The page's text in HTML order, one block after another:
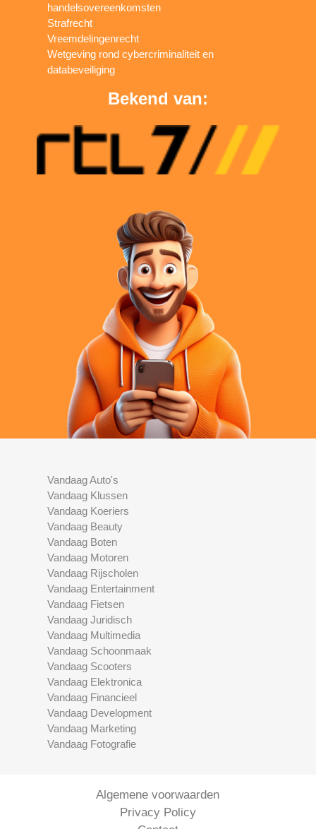
handelsovereenkomsten
Strafrecht
Vreemdelingenrecht
Wetgeving rond cybercriminaliteit en
databeveiliging
Bekend van:
Vandaag Auto's
Vandaag Klussen
Vandaag Koeriers
Vandaag Beauty
Vandaag Boten
Vandaag Motoren
Vandaag Rijscholen
Vandaag Entertainment
Vandaag Fietsen
Vandaag Juridisch
Vandaag Multimedia
Vandaag Schoonmaak
Vandaag Scooters
Vandaag Elektronica
Vandaag Financieel
Vandaag Development
Vandaag Marketing
Vandaag Fotografie
Algemene voorwaarden
Privacy Policy